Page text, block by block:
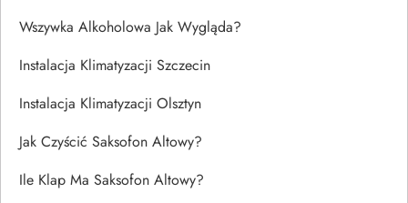
Wszywka Alkoholowa Jak Wygląda?
Instalacja Klimatyzacji Szczecin
Instalacja Klimatyzacji Olsztyn
Jak Czyścić Saksofon Altowy?
Ile Klap Ma Saksofon Altowy?